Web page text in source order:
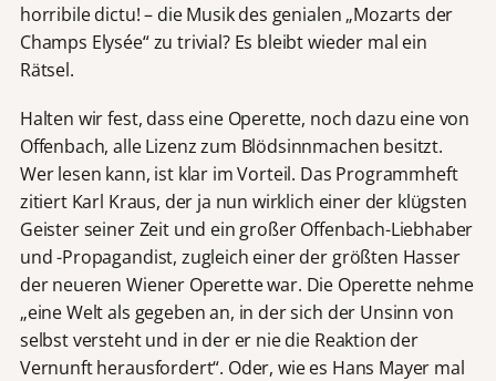
horribile dictu! – die Musik des genialen „Mozarts der
Champs Elysée“ zu trivial? Es bleibt wieder mal ein
Rätsel.
Halten wir fest, dass eine Operette, noch dazu eine von
Offenbach, alle Lizenz zum Blödsinnmachen besitzt.
Wer lesen kann, ist klar im Vorteil. Das Programmheft
zitiert Karl Kraus, der ja nun wirklich einer der klügsten
Geister seiner Zeit und ein großer Offenbach-Liebhaber
und -Propagandist, zugleich einer der größten Hasser
der neueren Wiener Operette war. Die Operette nehme
„eine Welt als gegeben an, in der sich der Unsinn von
selbst versteht und in der er nie die Reaktion der
Vernunft herausfordert“. Oder, wie es Hans Mayer mal